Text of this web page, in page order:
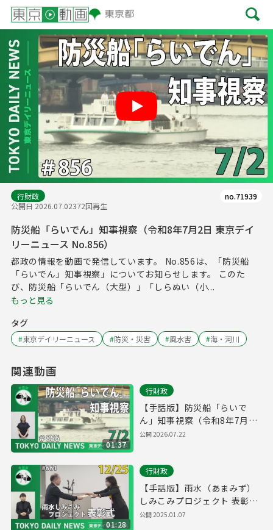
Play
行財政
公開日 2026.07.02372回再生
no.71939
防災船「らいでん」知事視察（令和8年7月2日 東京デイ
リーニュース No.856）
都政の情報を動画で発信しています。 No.856は、「防災船
「らいでん」知事視察」についてお知らせします。 このた
び、防災船「らいでん（大型）」「しらぬい（小...
もっと見る
タグ
#東京デイリーニュース #防災・災害 #風水害 #海・河川
関連動画
01:37
行財政
【手話版】防災船「らいで
ん」知事視察（令和8年7月2
日 東京デイリーニュース
公開2026.07.22
01:28
行財政
【手話版】雨水（あまみず）
しみこみプロジェクト 表彰式
（令和6年12月24日 東京デイ
公開2025.01.07